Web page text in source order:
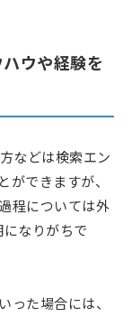
ウや経験を
などは検索エン
できますが、
程については外
なりがちで
った場合には、